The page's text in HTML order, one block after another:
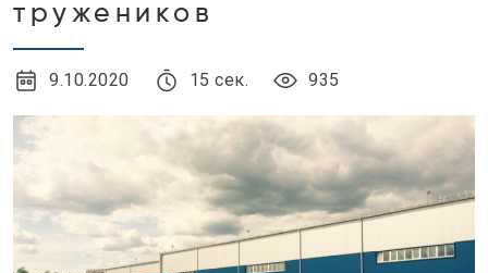
тружеников
9.10.2020 15 сек. 935